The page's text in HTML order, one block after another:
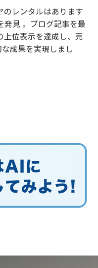
のレンタルはあります
発見 。ブログ記事を最
上位表示を達成し、売
成果を実現しまし